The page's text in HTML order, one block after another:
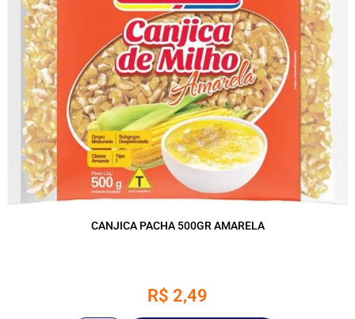
CANJICA PACHA 500GR AMARELA
R$ 2,49